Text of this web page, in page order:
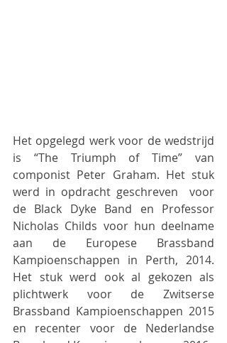
Het opgelegd werk voor de wedstrijd
is “The Triumph of Time” van
componist Peter Graham. Het stuk
werd in opdracht geschreven  voor
de Black Dyke Band en Professor
Nicholas Childs voor hun deelname
aan de Europese Brassband
Kampioenschappen in Perth, 2014.
Het stuk werd ook al gekozen als
plichtwerk voor de Zwitserse
Brassband Kampioenschappen 2015
en recenter voor de Nederlandse